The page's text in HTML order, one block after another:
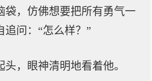
袋，仿佛想要把所有勇气一
追问：“怎么样？”
，眼神清明地看着他。